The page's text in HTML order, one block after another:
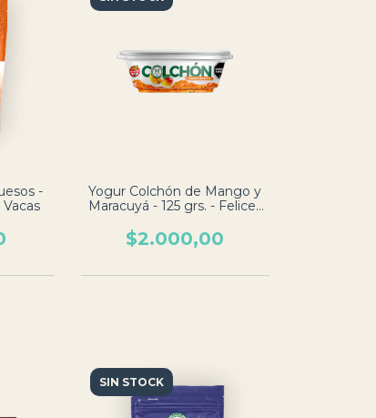
-
Yogur Colchón de Mango y
Maracuyá - 125 grs. - Felices
$2.000,00
SIN STOCK